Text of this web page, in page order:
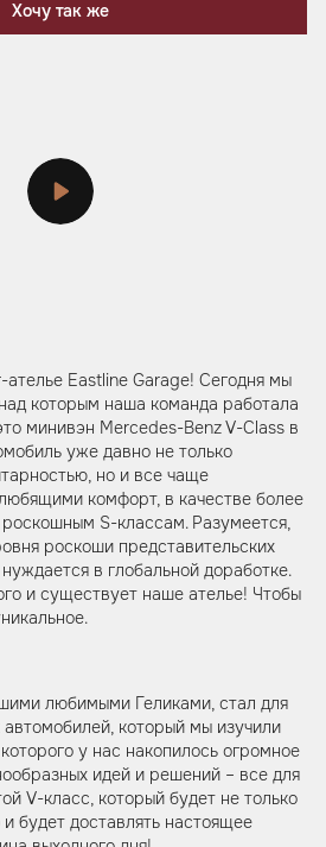
Хочу так же
Eastline Garage! Сегодня мы
которым наша команда работала
минивэн Mercedes-Benz V-Class в
уже давно не только
но и все чаще
комфорт, в качестве более
S-классам. Разумеется,
роскоши представительских
в глобальной доработке.
и существует наше ателье! Чтобы
любимыми Геликами, стал для
который мы изучили
у нас накопилось огромное
идей и решений – все для
V-класс, который будет не только
будет доставлять настоящее